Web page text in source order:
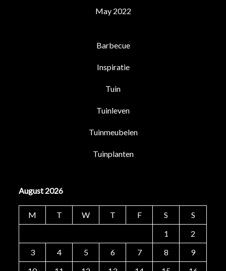
May 2022
Barbecue
Inspiratie
Tuin
Tuinleven
Tuinmeubelen
Tuinplanten
August 2026
M T W T F S
S
1
2
3
4 5 6 7 8
9